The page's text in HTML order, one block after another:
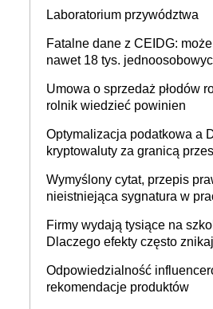
Laboratorium przywództwa
Fatalne dane z CEIDG:
nawet 18 tys.
Umowa o sprzedaż płodów
rolnik wiedzieć powinien
Optymalizacja podatkowa a
kryptowaluty za granicą
Wymyślony cytat, przepis
nieistniejąca sygnatura w
firmie
Firmy wydają tysiące na
Dlaczego efekty często
Odpowiedzialność
rekomendacje produktów